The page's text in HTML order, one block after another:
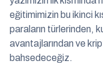
eğitimimizin bu ikinci
paraların türlerinden,
avantajlarından ve
bahsedeceğiz.